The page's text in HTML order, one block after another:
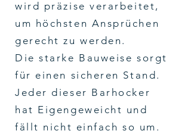
wird präzise verarbeitet,
um höchsten Ansprüchen
gerecht zu werden.
Die starke Bauweise sorgt
für einen sicheren Stand.
Jeder dieser Barhocker
hat Eigengeweicht und
fällt nicht einfach so um.